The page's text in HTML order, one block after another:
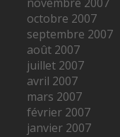
octobre 2007
septembre 2007
août 2007
juillet 2007
avril 2007
mars 2007
février 2007
janvier 2007